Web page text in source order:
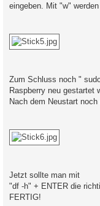
eingeben. Mit "w"
Zum Schluss noch "
Raspberry neu gestartet
Nach dem Neustart
Jetzt sollte man mit
"df -h" + ENTER die
FERTIG!